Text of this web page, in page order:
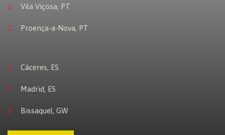
Vila Viçosa, PT
Proença-a-Nova, PT
Cáceres, ES
Madrid, ES
Bissaquel, GW